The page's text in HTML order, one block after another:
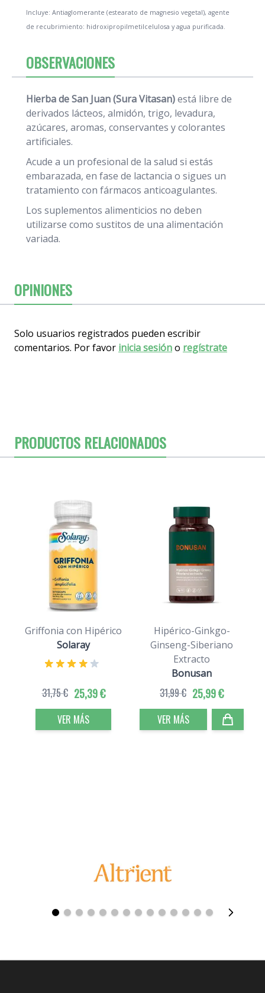
Incluye: Antiaglomerante (estearato de magnesio vegetal), agente
de recubrimiento: hidroxipropilmetilcelulosa y agua purificada.
OBSERVACIONES
Hierba de San Juan (Sura Vitasan)está libre de
derivados lácteos, almidón, trigo, levadura,
azúcares, aromas, conservantes y colorantes
artificiales.
Acude a un profesional de la salud si estás
embarazada, en fase de lactancia o sigues un
tratamiento con fármacos anticoagulantes.
Los suplementos alimenticios no deben
utilizarse como sustitos de una alimentación
variada.
OPINIONES
Solo usuarios registrados pueden escribir
comentarios. Por favor inicia sesióno regístrate
PRODUCTOS RELACIONADOS
Griffonia con Hipérico
Solaray
25,39 €
31,75 €
VER MÁS
Hipérico-Ginkgo-
Ginseng-Siberiano
Extracto
Bonusan
25,99 €
31,99 €
VER MÁS